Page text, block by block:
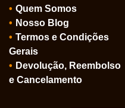
Quem Somos
Nosso Blog
Termos e Condições
Gerais
Devolução, Reembolso
e Cancelamento